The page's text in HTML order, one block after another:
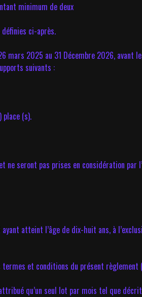
minimum de deux
ci-après.
mars 2025 au 31 Décembre 2026, avant
suivants :
(s).
ne seront pas prises en considération par
atteint l’âge de dix-huit ans, à
et conditions du présent
qu’un seul lot par mois tel que